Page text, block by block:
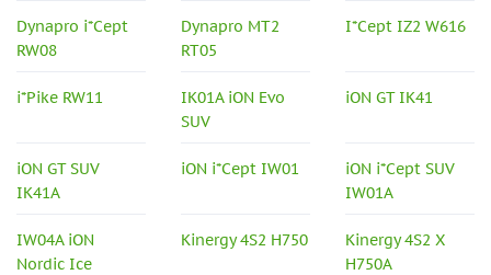
Dynapro i*Cept
RW08
Dynapro MT2
RT05
I*Cept IZ2 W616
i*Pike RW11
IK01A iON Evo
SUV
iON GT IK41
iON GT SUV
IK41A
iON i*Cept IW01
iON i*Cept SUV
IW01A
IW04A iON
Nordic Ice
Kinergy 4S2 H750
Kinergy 4S2 X
H750A